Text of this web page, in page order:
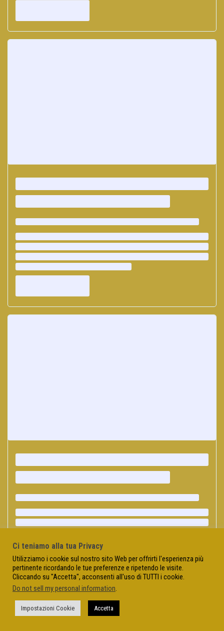
Ci teniamo alla tua Privacy
Utilizziamo i cookie sul nostro sito Web per offrirti l'esperienza più
pertinente ricordando le tue preferenze e ripetendo le visite.
Cliccando su "Accetta", acconsenti all'uso di TUTTI i cookie.
Do not sell my personal information.
Impostazioni Cookie Accetta